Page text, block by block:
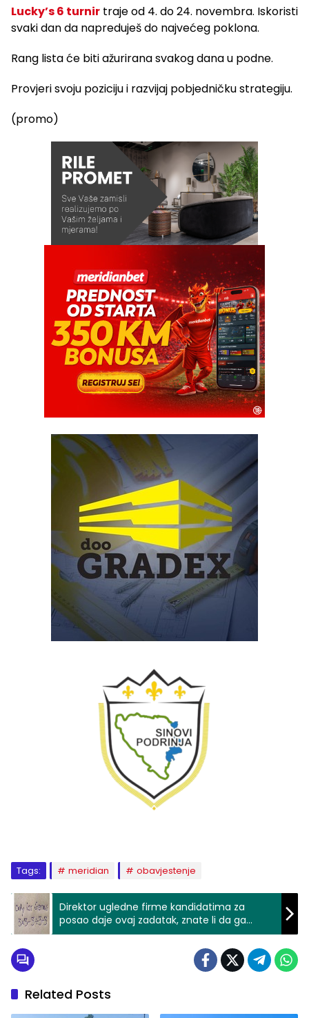
Lucky’s 6 turnir traje od 4. do 24. novembra. Iskoristi
svaki dan da napreduješ do najvećeg poklona.
Rang lista će biti ažurirana svakog dana u podne.
Provjeri svoju poziciju i razvijaj pobjedničku strategiju.
(promo)
Tags: meridian obavjestenje
Direktor ugledne firme kandidatima za
posao daje ovaj zadatak, znate li da ga
riješite? (FOTO)
Related Posts